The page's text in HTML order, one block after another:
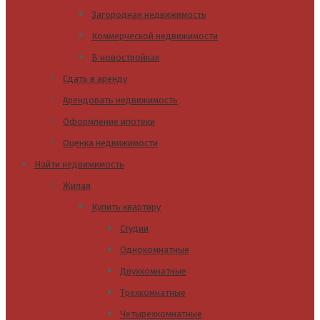
Загородная недвижимость
Коммерческой недвижимости
В новостройках
Сдать в аренду
Арендовать недвижимость
Оформление ипотеки
Оценка недвижимости
Найти недвижимость
Жилая
Купить квартиру
Студии
Однокомнатные
Двухкомнатные
Трехкомнатные
Четырехкомнатные